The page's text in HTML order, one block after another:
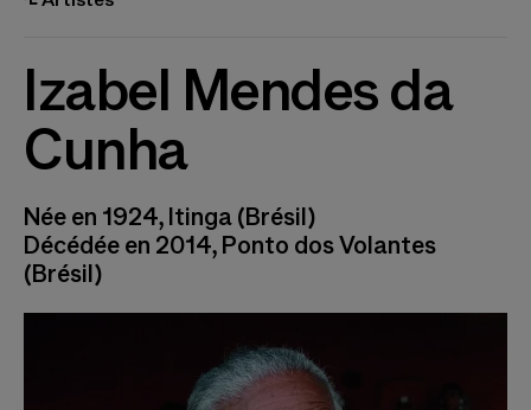
Izabel Mendes da
Cunha
Née en 1924, Itinga (Brésil)
Décédée en 2014, Ponto dos Volantes
(Brésil)